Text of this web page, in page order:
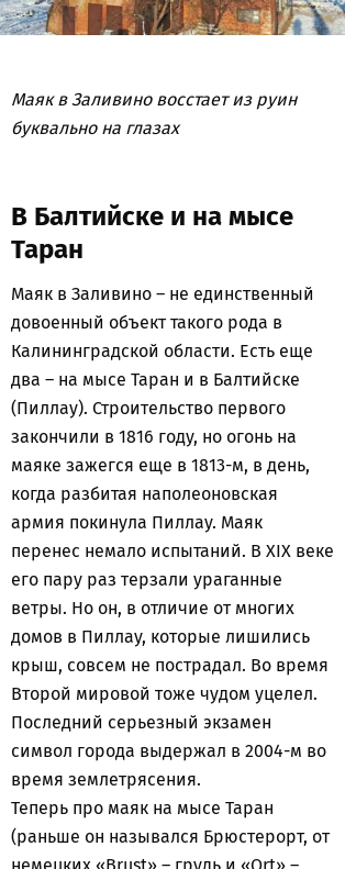
Маяк в Заливино восстает из руин
буквально на глазах
В Балтийске и на мысе
Таран
Маяк в Заливино – не единственный
довоенный объект такого рода в
Калининградской области. Есть еще
два – на мысе Таран и в Балтийске
(Пиллау). Строительство первого
закончили в 1816 году, но огонь на
маяке зажегся еще в 1813-м, в день,
когда разбитая наполеоновская
армия покинула Пиллау. Маяк
перенес немало испытаний. В XIX веке
его пару раз терзали ураганные
ветры. Но он, в отличие от многих
домов в Пиллау, которые лишились
крыш, совсем не пострадал. Во время
Второй мировой тоже чудом уцелел.
Последний серьезный экзамен
символ города выдержал в 2004-м во
время землетрясения.
Теперь про маяк на мысе Таран
(раньше он назывался Брюстерорт, от